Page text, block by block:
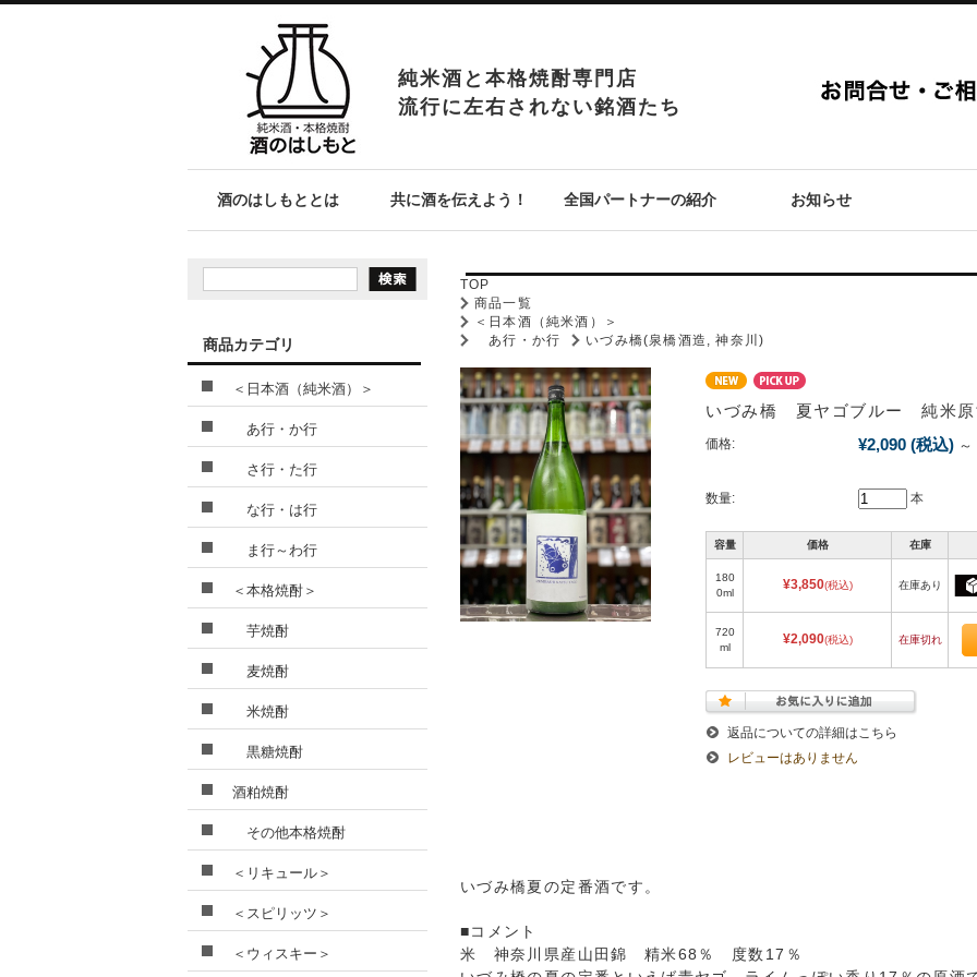
純米酒と本格焼酎専門店
流行に左右されない銘酒たち
酒のはしもととは 共に酒を伝えよう！ 全国パートナーの紹介 お知らせ
TOP
商品一覧
＜日本酒（純米酒）＞
あ行・か行
いづみ橋(泉橋酒造, 神奈川)
いづみ橋 夏ヤゴブルー 純米原
価格: ¥2,090 (税込) ～
数量: 本
容量 価格 在庫
180
0ml
¥3,850(税込) 在庫あり
720
ml
¥2,090(税込) 在庫切れ
返品についての詳細はこちら
レビューはありません
いづみ橋夏の定番酒です。
■コメント
米 神奈川県産山田錦 精米68％ 度数17％
商品カテゴリ
＜日本酒（純米酒）＞
あ行・か行
さ行・た行
な行・は行
ま行～わ行
＜本格焼酎＞
芋焼酎
麦焼酎
米焼酎
黒糖焼酎
酒粕焼酎
その他本格焼酎
＜リキュール＞
＜スピリッツ＞
＜ウィスキー＞